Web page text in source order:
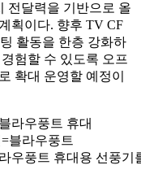
전달력을 기반으로 올
획이다. 향후 TV CF
활동을 한층 강화하
험할 수 있도록 오프
확대 운영할 예정이
우풍트 휴대용 선풍기